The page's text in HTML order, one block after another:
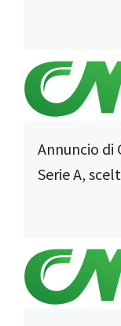
Annuncio di
Serie A,